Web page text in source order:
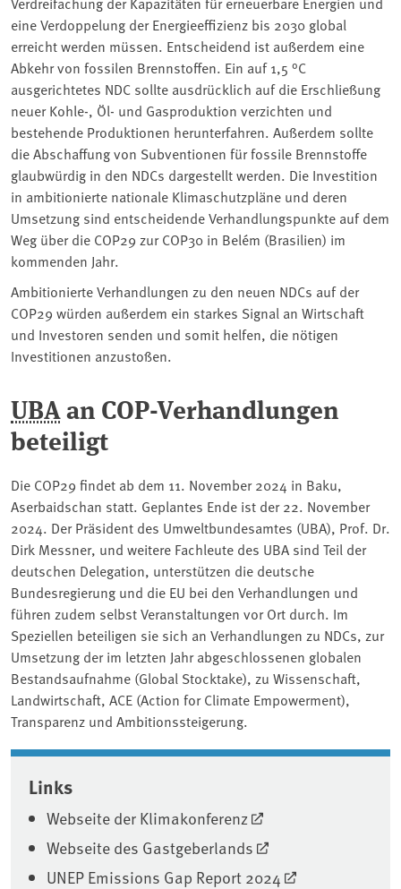
eine Verdoppelung der Energieeffizienz bis 2030 global
erreicht werden müssen. Entscheidend ist außerdem eine
Abkehr von fossilen Brennstoffen. Ein auf 1,5 °C
ausgerichtetes NDC sollte ausdrücklich auf die Erschließung
neuer Kohle-, Öl- und Gasproduktion verzichten und
bestehende Produktionen herunterfahren. Außerdem sollte
die Abschaffung von Subventionen für fossile Brennstoffe
glaubwürdig in den NDCs dargestellt werden. Die Investition
in ambitionierte nationale Klimaschutzpläne und deren
Umsetzung sind entscheidende Verhandlungspunkte auf dem
Weg über die COP29 zur COP30 in Belém (Brasilien) im
kommenden Jahr.
Ambitionierte Verhandlungen zu den neuen NDCs auf der
COP29 würden außerdem ein starkes Signal an Wirtschaft
und Investoren senden und somit helfen, die nötigen
Investitionen anzustoßen.
UBAan COP-Verhandlungen
beteiligt
Die COP29 findet ab dem 11. November 2024 in Baku,
Aserbaidschan statt. Geplantes Ende ist der 22. November
2024. Der Präsident des Umweltbundesamtes (UBA), Prof. Dr.
Dirk Messner, und weitere Fachleute des UBA sind Teil der
deutschen Delegation, unterstützen die deutsche
Bundesregierung und die EU bei den Verhandlungen und
führen zudem selbst Veranstaltungen vor Ort durch. Im
Speziellen beteiligen sie sich an Verhandlungen zu NDCs, zur
Umsetzung der im letzten Jahr abgeschlossenen globalen
Bestandsaufnahme (Global Stocktake), zu Wissenschaft,
Landwirtschaft, ACE (Action for Climate Empowerment),
Transparenz und Ambitionssteigerung.
Associated content
Links
Webseite der Klimakonferenz
Webseite des Gastgeberlands
UNEP Emissions Gap Report 2024